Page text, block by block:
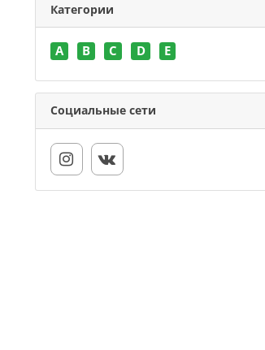
Категории
A B C D E
Социальные сети